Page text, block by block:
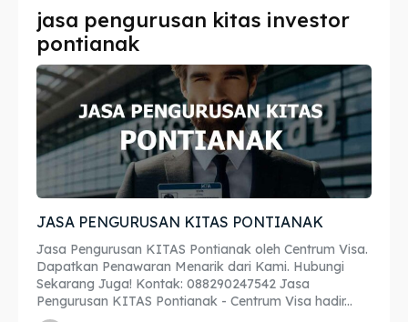
Imta
Legalisir
Apostille
Penerjemah
Asuransi
Imta
Legalisir
Apostille
Penerjemah
Asuransi
jasa pengurusan kitas investor
pontianak
JASA PENGURUSAN KITAS PONTIANAK
Jasa Pengurusan KITAS Pontianak oleh Centrum Visa.
Dapatkan Penawaran Menarik dari Kami. Hubungi
Sekarang Juga! Kontak: 088290247542 Jasa
Pengurusan KITAS Pontianak - Centrum Visa hadir...